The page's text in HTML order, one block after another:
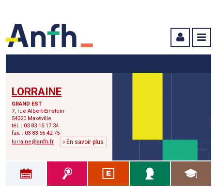
LORRAINE
GRAND EST
7, rue Albert-Einstein
54320 Maxéville
tél. : 03 83 15 17 34
fax. : 03 83 56 42 75
lorraine@anfh.fr
En savoir plus